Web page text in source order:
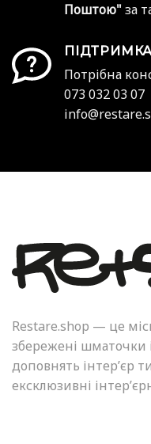
Поштою" за
Потрібна
073 032 03 07
Restare.shop — це
збережені шматочки
доповнять інтер’єр
ексклюзивні